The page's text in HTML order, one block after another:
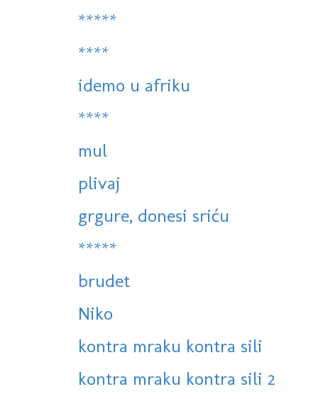
*****
****
idemo u afriku
****
mul
plivaj
grgure, donesi sriću
*****
brudet
Niko
kontra mraku kontra sili
kontra mraku kontra sili 2